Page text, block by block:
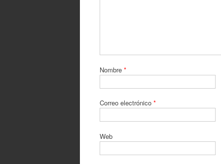
Nombre *
Correo electrónico *
Web